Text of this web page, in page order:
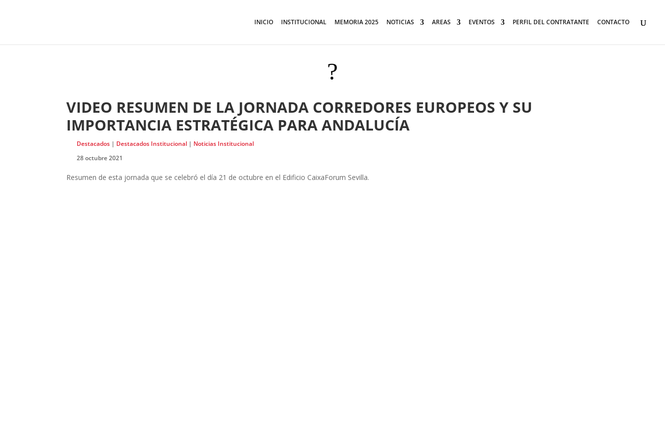
INICIO INSTITUCIONAL MEMORIA 2025 NOTICIAS AREAS EVENTOS PERFIL DEL CONTRATANTE CONTACTO
?
VIDEO RESUMEN DE LA JORNADA CORREDORES EUROPEOS Y SU
IMPORTANCIA ESTRATÉGICA PARA ANDALUCÍA
Destacados| Destacados Institucional| Noticias Institucional
28 octubre 2021
Resumen de esta jornada que se celebró el día 21 de octubre en el Edificio CaixaForum Sevilla.